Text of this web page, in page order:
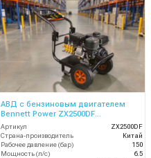
АВД с бензиновым двигателем
Bennett Power ZX2500DF
(электрический стартер)
Артикул
ZX2500DF
Страна-производитель
Китай
Рабочее давление (бар)
150
Мощность (л/с)
6.5